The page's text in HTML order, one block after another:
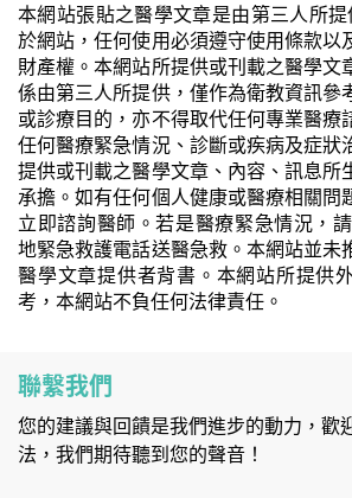
本網站張貼之醫學文章是由第三人所
於網站，任何使用必須遵守使用條款以
財產權。本網站所提供或刊載之醫學文
係由第三人所提供，僅作為衛教資訊參
或診療目的，亦不得取代任何專業醫療
任何醫療緊急情況、診斷或疾病及症狀
提供或刊載之醫學文章、內容、訊息所
承擔。如有任何個人健康或醫療相關問
立即諮詢醫師。若是醫療緊急情況，
地緊急救護電話送醫急救。本網站並未
醫學文章提供者背書。本網站所提供
考，本網站不負任何法律責任。
聯繫我們
您的建議與回饋是我們進步的動力，歡
法，我們期待聽到您的聲音！